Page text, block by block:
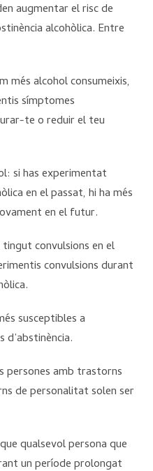
augmentar el risc de
alcohòlica. Entre
més alcohol consumeixis,
símptomes
te o reduir el teu
si has experimentat
en el passat, hi ha més
en el futur.
convulsions en el
convulsions durant
susceptibles a
persones amb trastorns
de personalitat solen ser
qualsevol persona que
un període prolongat